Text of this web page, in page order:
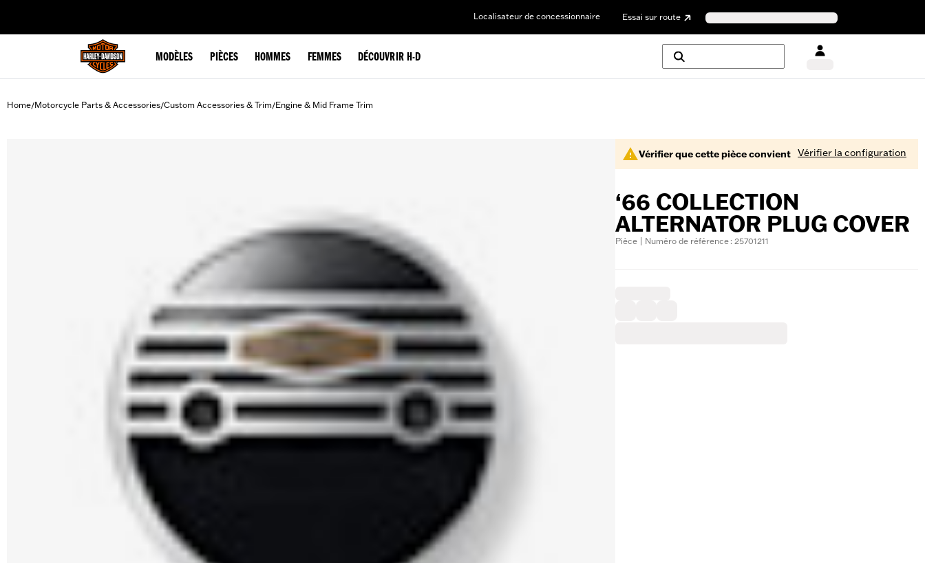
Localisateur de concessionnaire Essai sur route
MODÈLES PIÈCES HOMMES FEMMES DÉCOUVRIR H-D
Home/Motorcycle Parts & Accessories/Custom Accessories & Trim/Engine & Mid Frame Trim
Vérifier que cette pièce convient Vérifier la configuration
‘66 COLLECTION
ALTERNATOR PLUG COVER
Pièce | Numéro de référence : 25701211